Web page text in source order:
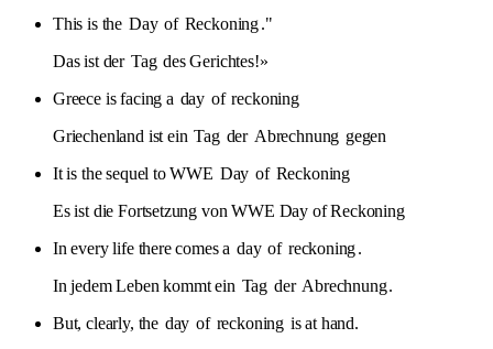
This is the Day of Reckoning."
Das ist der Tag des Gerichtes!»
Greece is facing a day of reckoning
Griechenland ist ein Tag der Abrechnung gegen
It is the sequel to WWE Day of Reckoning
Es ist die Fortsetzung von WWE Day of Reckoning
In every life there comes a day of reckoning.
In jedem Leben kommt ein Tag der Abrechnung.
But, clearly, the day of reckoning is at hand.